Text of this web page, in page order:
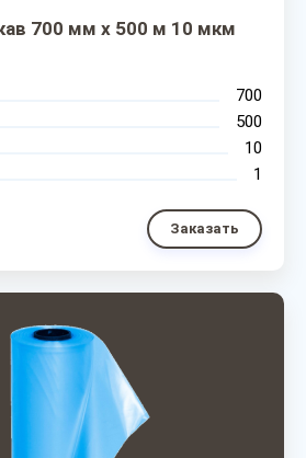
700 мм х 500 м 10 мкм
700
500
10
1
Заказать